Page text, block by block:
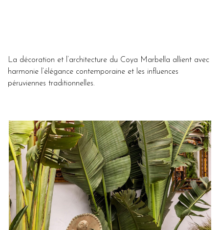
La décoration et l’architecture du Coya Marbella allient avec
harmonie l’élégance contemporaine et les influences
péruviennes traditionnelles.